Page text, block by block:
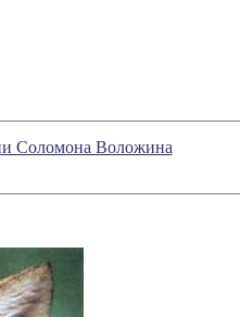
Соломона Воложина